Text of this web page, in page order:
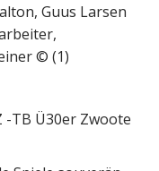
Guus Larsen
© (1)
-TB Ü30er Zwoote